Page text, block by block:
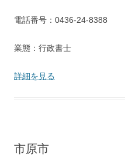
電話番号：0436-24-8388
業態：行政書士
詳細を見る
市原市